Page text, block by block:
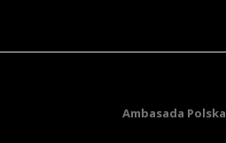
Ambasada Polska